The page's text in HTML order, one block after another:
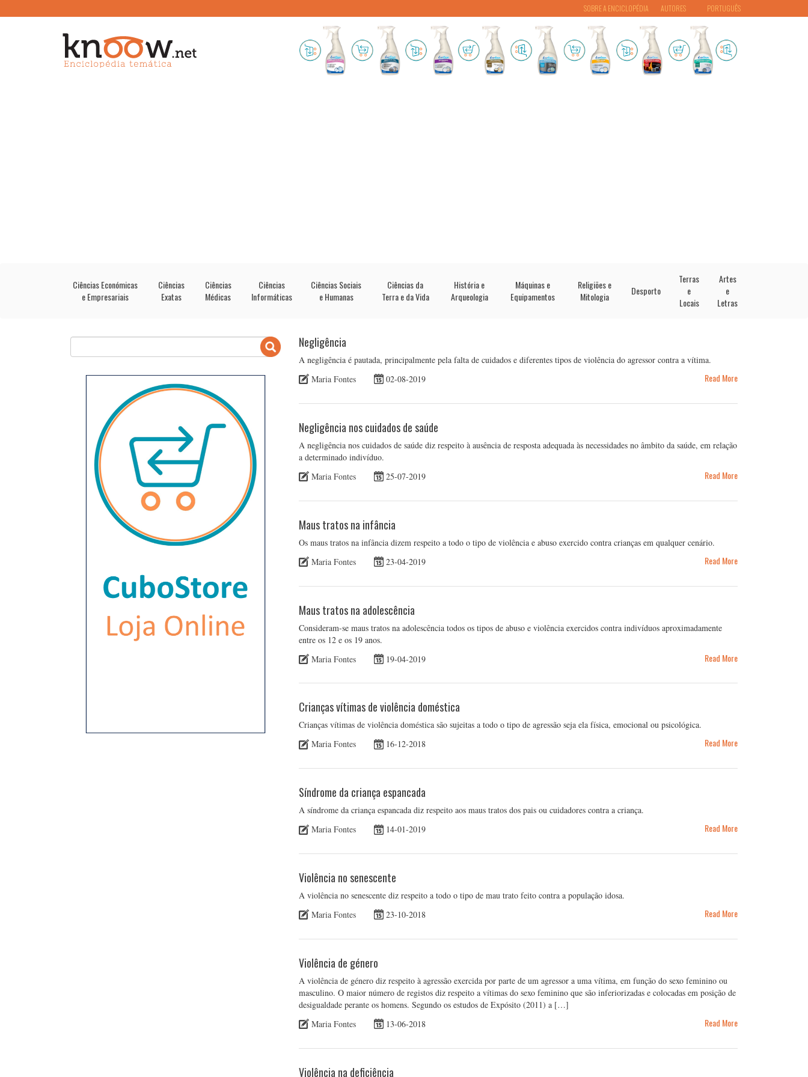
PORTUGUÊS
SOBRE A ENCICLOPÉDIA AUTORES
Ciências Económicas
e Empresariais
Ciências
Exatas
Ciências
Médicas
Ciências
Informáticas
Ciências Sociais
e Humanas
Ciências da
Terra e da Vida
História e
Arqueologia
Máquinas e
Equipamentos
Religiões e
Mitologia
Desporto
Terras
e
Locais
Artes
e
Letras
Negligência
A negligência é pautada, principalmente pela falta de cuidados e diferentes tipos de violência do agressor contra a vítima.
Maria Fontes
02-08-2019 Read More
Negligência nos cuidados de saúde
A negligência nos cuidados de saúde diz respeito à ausência de resposta adequada às necessidades no âmbito da saúde, em relação
a determinado indivíduo.
Maria Fontes
25-07-2019 Read More
Maus tratos na infância
Os maus tratos na infância dizem respeito a todo o tipo de violência e abuso exercido contra crianças em qualquer cenário.
Maria Fontes
23-04-2019 Read More
Maus tratos na adolescência
Consideram-se maus tratos na adolescência todos os tipos de abuso e violência exercidos contra indivíduos aproximadamente
entre os 12 e os 19 anos.
Maria Fontes
19-04-2019 Read More
Crianças vítimas de violência doméstica
Crianças vítimas de violência doméstica são sujeitas a todo o tipo de agressão seja ela física, emocional ou psicológica.
Maria Fontes
16-12-2018 Read More
Síndrome da criança espancada
A síndrome da criança espancada diz respeito aos maus tratos dos pais ou cuidadores contra a criança.
Maria Fontes
14-01-2019 Read More
Violência no senescente
A violência no senescente diz respeito a todo o tipo de mau trato feito contra a população idosa.
Maria Fontes
23-10-2018 Read More
Violência de género
A violência de género diz respeito à agressão exercida por parte de um agressor a uma vítima, em função do sexo feminino ou
masculino. O maior número de registos diz respeito a vítimas do sexo feminino que são inferiorizadas e colocadas em posição de
desigualdade perante os homens. Segundo os estudos de Expósito (2011) a […]
Maria Fontes
13-06-2018 Read More
Violência na deficiência